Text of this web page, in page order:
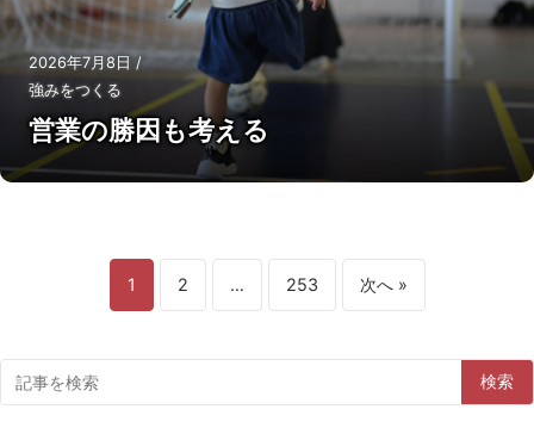
2026年7月8日/
強みをつくる
営業の勝因も考える
1 2 … 253 次へ »
検索